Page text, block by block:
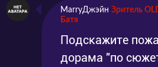
MarryДжэйн Зритель
Батя
Подскажите
дорама "по